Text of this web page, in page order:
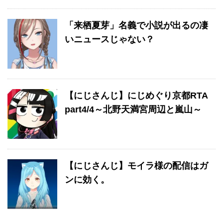
「来栖夏芽」名義で小説が出るの凄
いニュースじゃない？
【にじさんじ】にじめぐり京都RTA
part4/4～北野天満宮周辺と嵐山～
【にじさんじ】モイラ様の配信はガ
ンに効く。